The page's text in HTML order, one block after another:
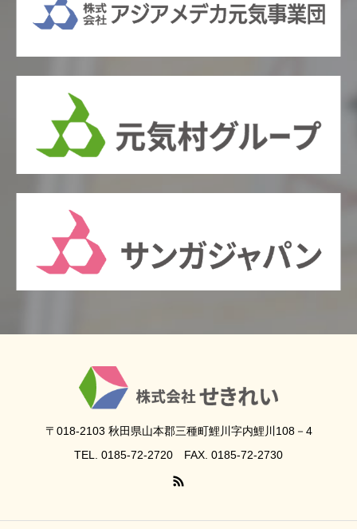
〒018-2103 秋田県山本郡三種町鯉川字内鯉川108－4
TEL. 0185-72-2720 FAX. 0185-72-2730